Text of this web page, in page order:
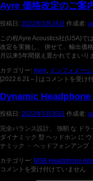
Ayre 価格改定のご案
投稿日: 2022年5月24日 作成者:
この程Ayre Acoustics社(USA)で
改定を実施し、 併せて、輸出価
月以来5年間据え置かれてまい
カテゴリー: Ayre, インフォメー
[2022.6.21～] は コメントを受け
Dynamic
投稿日: 2022年5月30日 作成者:
完全バランス設計、 強靭 な ドラ
ダイナミック 型 ヘッドホン に
ナミック ・ ヘッドフォンアンプ
カテゴリー: MSB Headphone
コメントを受け付けていません